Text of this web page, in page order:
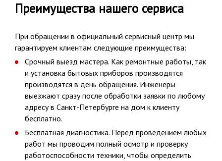
Преимущества нашего сервиса
При обращении в официальный сервисный центр мы
гарантируем клиентам следующие преимущества:
Срочный выезд мастера. Как ремонтные работы, так
и установка бытовых приборов производятся
производятся в день обращения. Инженеры
выезжают сразу после обработки заявки по любому
адресу в Санкт-Петербурге на дом к клиенту
бесплатно.
Бесплатная диагностика. Перед проведением любых
работ мы проводим полный осмотр и проверку
работоспособности техники, чтобы определить